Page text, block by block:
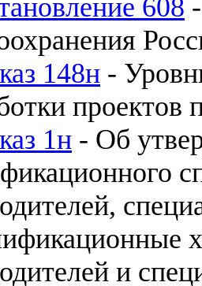
608
148н -
проектов
1н - Об
и